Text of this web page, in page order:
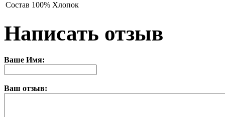
Состав 100% Хлопок
Написать отзыв
Ваше Имя:
Ваш отзыв: